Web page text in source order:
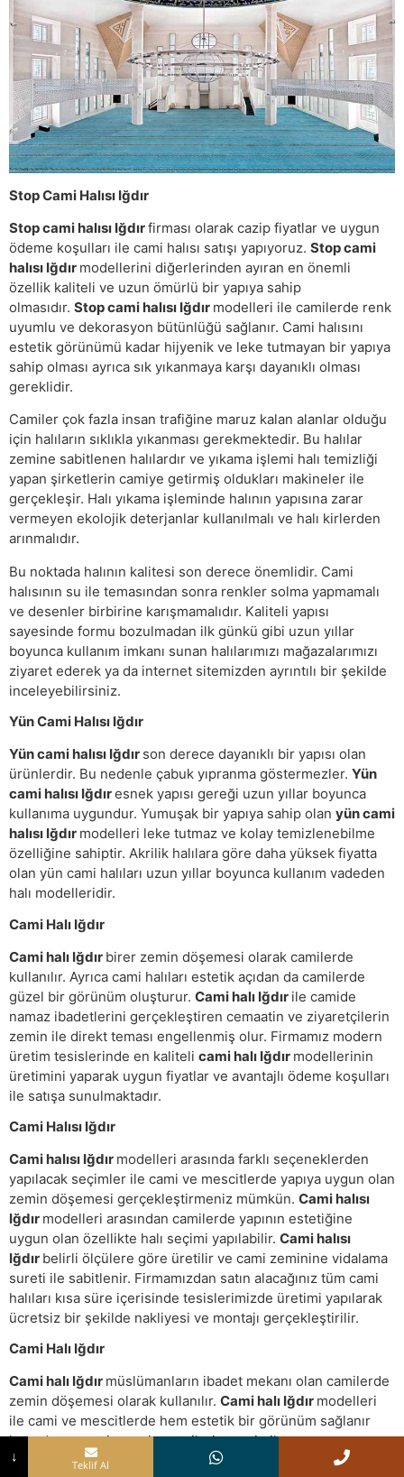
Stop Cami Halısı Iğdır
Stop cami halısı Iğdırfirması olarak cazip fiyatlar ve uygun
ödeme koşulları ile cami halısı satışı yapıyoruz. Stop cami
halısı Iğdır modellerini diğerlerinden ayıran en önemli
özellik kaliteli ve uzun ömürlü bir yapıya sahip
olmasıdır. Stop cami halısı Iğdır modelleri ile camilerde renk
uyumlu ve dekorasyon bütünlüğü sağlanır. Cami halısını
estetik görünümü kadar hijyenik ve leke tutmayan bir yapıya
sahip olması ayrıca sık yıkanmaya karşı dayanıklı olması
gereklidir.
Camiler çok fazla insan trafiğine maruz kalan alanlar olduğu
için halıların sıklıkla yıkanması gerekmektedir. Bu halılar
zemine sabitlenen halılardır ve yıkama işlemi halı temizliği
yapan şirketlerin camiye getirmiş oldukları makineler ile
gerçekleşir. Halı yıkama işleminde halının yapısına zarar
vermeyen ekolojik deterjanlar kullanılmalı ve halı kirlerden
arınmalıdır.
Bu noktada halının kalitesi son derece önemlidir. Cami
halısının su ile temasından sonra renkler solma yapmamalı
ve desenler birbirine karışmamalıdır. Kaliteli yapısı
sayesinde formu bozulmadan ilk günkü gibi uzun yıllar
boyunca kullanım imkanı sunan halılarımızı mağazalarımızı
ziyaret ederek ya da internet sitemizden ayrıntılı bir şekilde
inceleyebilirsiniz.
Yün Cami Halısı Iğdır
Yün cami halısı Iğdır son derece dayanıklı bir yapısı olan
ürünlerdir. Bu nedenle çabuk yıpranma göstermezler. Yün
cami halısı Iğdıresnek yapısı gereği uzun yıllar boyunca
kullanıma uygundur. Yumuşak bir yapıya sahip olan yün cami
halısı Iğdır modelleri leke tutmaz ve kolay temizlenebilme
özelliğine sahiptir. Akrilik halılara göre daha yüksek fiyatta
olan yün cami halıları uzun yıllar boyunca kullanım vadeden
halı modelleridir.
Cami Halı Iğdır
Cami halı Iğdır birer zemin döşemesi olarak camilerde
kullanılır. Ayrıca cami halıları estetik açıdan da camilerde
güzel bir görünüm oluşturur. Cami halı Iğdır ile camide
namaz ibadetlerini gerçekleştiren cemaatin ve ziyaretçilerin
zemin ile direkt teması engellenmiş olur. Firmamız modern
üretim tesislerinde en kaliteli cami halı Iğdır modellerinin
üretimini yaparak uygun fiyatlar ve avantajlı ödeme koşulları
ile satışa sunulmaktadır.
Cami Halısı Iğdır
Cami halısı Iğdır modelleri arasında farklı seçeneklerden
yapılacak seçimler ile cami ve mescitlerde yapıya uygun olan
zemin döşemesi gerçekleştirmeniz mümkün. Cami halısı
Iğdır modelleri arasından camilerde yapının estetiğine
uygun olan özellikte halı seçimi yapılabilir. Cami halısı
Iğdır belirli ölçülere göre üretilir ve cami zeminine vidalama
sureti ile sabitlenir. Firmamızdan satın alacağınız tüm cami
halıları kısa süre içerisinde tesislerimizde üretimi yapılarak
ücretsiz bir şekilde nakliyesi ve montajı gerçekleştirilir.
Cami Halı Iğdır
Cami halı Iğdır müslümanların ibadet mekanı olan camilerde
zemin döşemesi olarak kullanılır. Cami halı Iğdır modelleri
ile cami ve mescitlerde hem estetik bir görünüm sağlanır
hem de cemaatin ve ziyaretçilerin zemin ile teması
engellenir.Cami halı Iğdır
seçimi yapılırken cami ve mescit
↓
Teklif Al